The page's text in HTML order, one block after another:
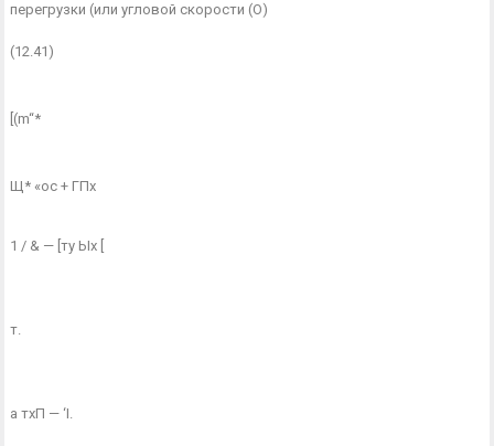
перегрузки (или угловой скорости (О)
(12.41)
[(m“*
Щ* «ос + ГПх
1 / & — [ту Ых [
т.
а тхП — ‘I.